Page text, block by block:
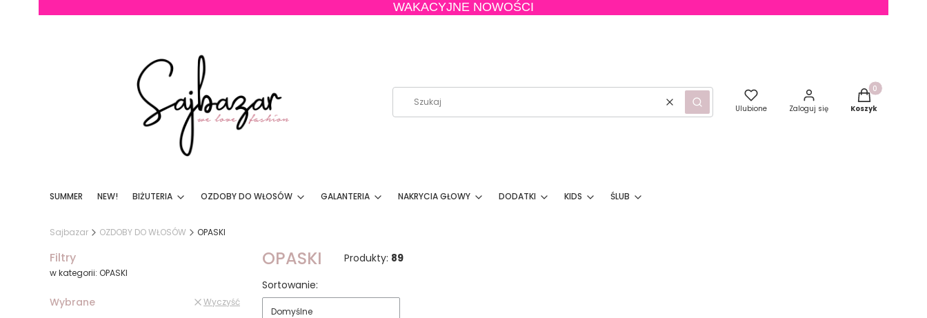
WAKACYJNE NOWOŚCI
WyczyśćSzukaj Ulubione Zaloguj się
Produkty w
Koszyk
SUMMER NEW! BIŻUTERIA OZDOBY DO WŁOSÓW GALANTERIA NAKRYCIA GŁOWY DODATKI KIDS ŚLUB
Sajbazar OZDOBY DO WŁOSÓW OPASKI
Filtry
w kategorii: OPASKI
Wybrane Wyczyść
OPASKI Produkty: 89
Lista produktów
Sortowanie:
Domyślne